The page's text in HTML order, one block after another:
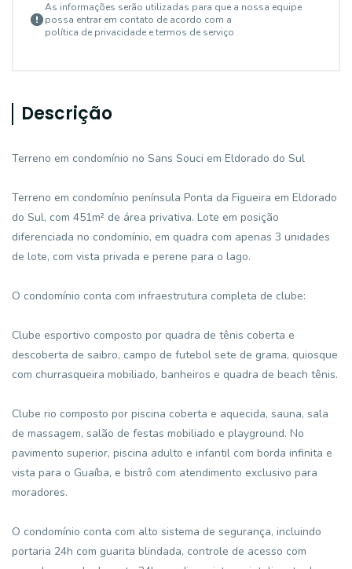
As informações serão utilizadas para que a nossa equipe
possa entrar em contato de acordo com a
política de privacidade e termos de serviço
Descrição
Terreno em condomínio no Sans Souci em Eldorado do Sul
Terreno em condomínio península Ponta da Figueira em Eldorado
do Sul, com 451m² de área privativa. Lote em posição
diferenciada no condomínio, em quadra com apenas 3 unidades
de lote, com vista privada e perene para o lago.
O condomínio conta com infraestrutura completa de clube:
Clube esportivo composto por quadra de tênis coberta e
descoberta de saibro, campo de futebol sete de grama, quiosque
com churrasqueira mobiliado, banheiros e quadra de beach tênis.
Clube rio composto por piscina coberta e aquecida, sauna, sala
de massagem, salão de festas mobiliado e playground. No
pavimento superior, piscina adulto e infantil com borda infinita e
vista para o Guaíba, e bistrô com atendimento exclusivo para
moradores.
O condomínio conta com alto sistema de segurança, incluindo
portaria 24h com guarita blindada, controle de acesso com